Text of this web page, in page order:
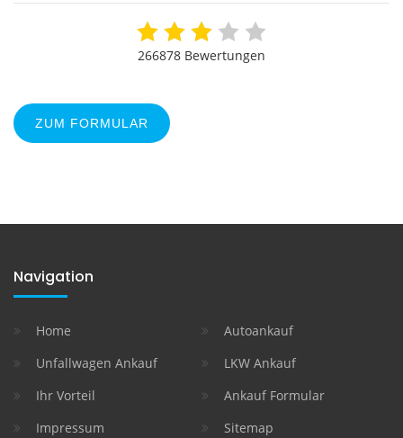
266878 Bewertungen
ZUM FORMULAR
Navigation
Home
Autoankauf
Unfallwagen Ankauf
LKW Ankauf
Ihr Vorteil
Ankauf Formular
Impressum
Sitemap